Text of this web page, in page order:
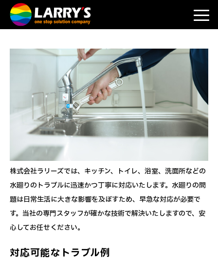
株式会社ラリーズでは、キッチン、トイレ、浴室、洗面所などの
水廻りのトラブルに迅速かつ丁寧に対応いたします。水廻りの問
題は日常生活に大きな影響を及ぼすため、早急な対応が必要で
す。当社の専門スタッフが確かな技術で解決いたしますので、安
心してお任せください。
対応可能なトラブル例